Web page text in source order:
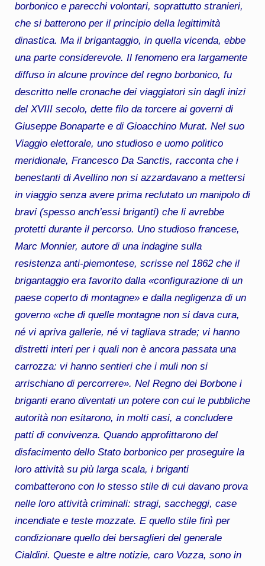
borbonico e parecchi volontari, soprattutto stranieri,
che si batterono per il principio della legittimità
dinastica. Ma il brigantaggio, in quella vicenda, ebbe
una parte considerevole. Il fenomeno era largamente
diffuso in alcune province del regno borbonico, fu
descritto nelle cronache dei viaggiatori sin dagli inizi
del XVIII secolo, dette filo da torcere ai governi di
Giuseppe Bonaparte e di Gioacchino Murat. Nel suo
Viaggio elettorale, uno studioso e uomo politico
meridionale, Francesco Da Sanctis, racconta che i
benestanti di Avellino non si azzardavano a mettersi
in viaggio senza avere prima reclutato un manipolo di
bravi (spesso anch’essi briganti) che li avrebbe
protetti durante il percorso. Uno studioso francese,
Marc Monnier, autore di una indagine sulla
resistenza anti-piemontese, scrisse nel 1862 che il
brigantaggio era favorito dalla «configurazione di un
paese coperto di montagne» e dalla negligenza di un
governo «che di quelle montagne non si dava cura,
né vi apriva gallerie, né vi tagliava strade; vi hanno
distretti interi per i quali non è ancora passata una
carrozza: vi hanno sentieri che i muli non si
arrischiano di percorrere». Nel Regno dei Borbone i
briganti erano diventati un potere con cui le pubbliche
autorità non esitarono, in molti casi, a concludere
patti di convivenza. Quando approfittarono del
disfacimento dello Stato borbonico per proseguire la
loro attività su più larga scala, i briganti
combatterono con lo stesso stile di cui davano prova
nelle loro attività criminali: stragi, saccheggi, case
incendiate e teste mozzate. E quello stile finì per
condizionare quello dei bersaglieri del generale
Cialdini. Queste e altre notizie, caro Vozza, sono in